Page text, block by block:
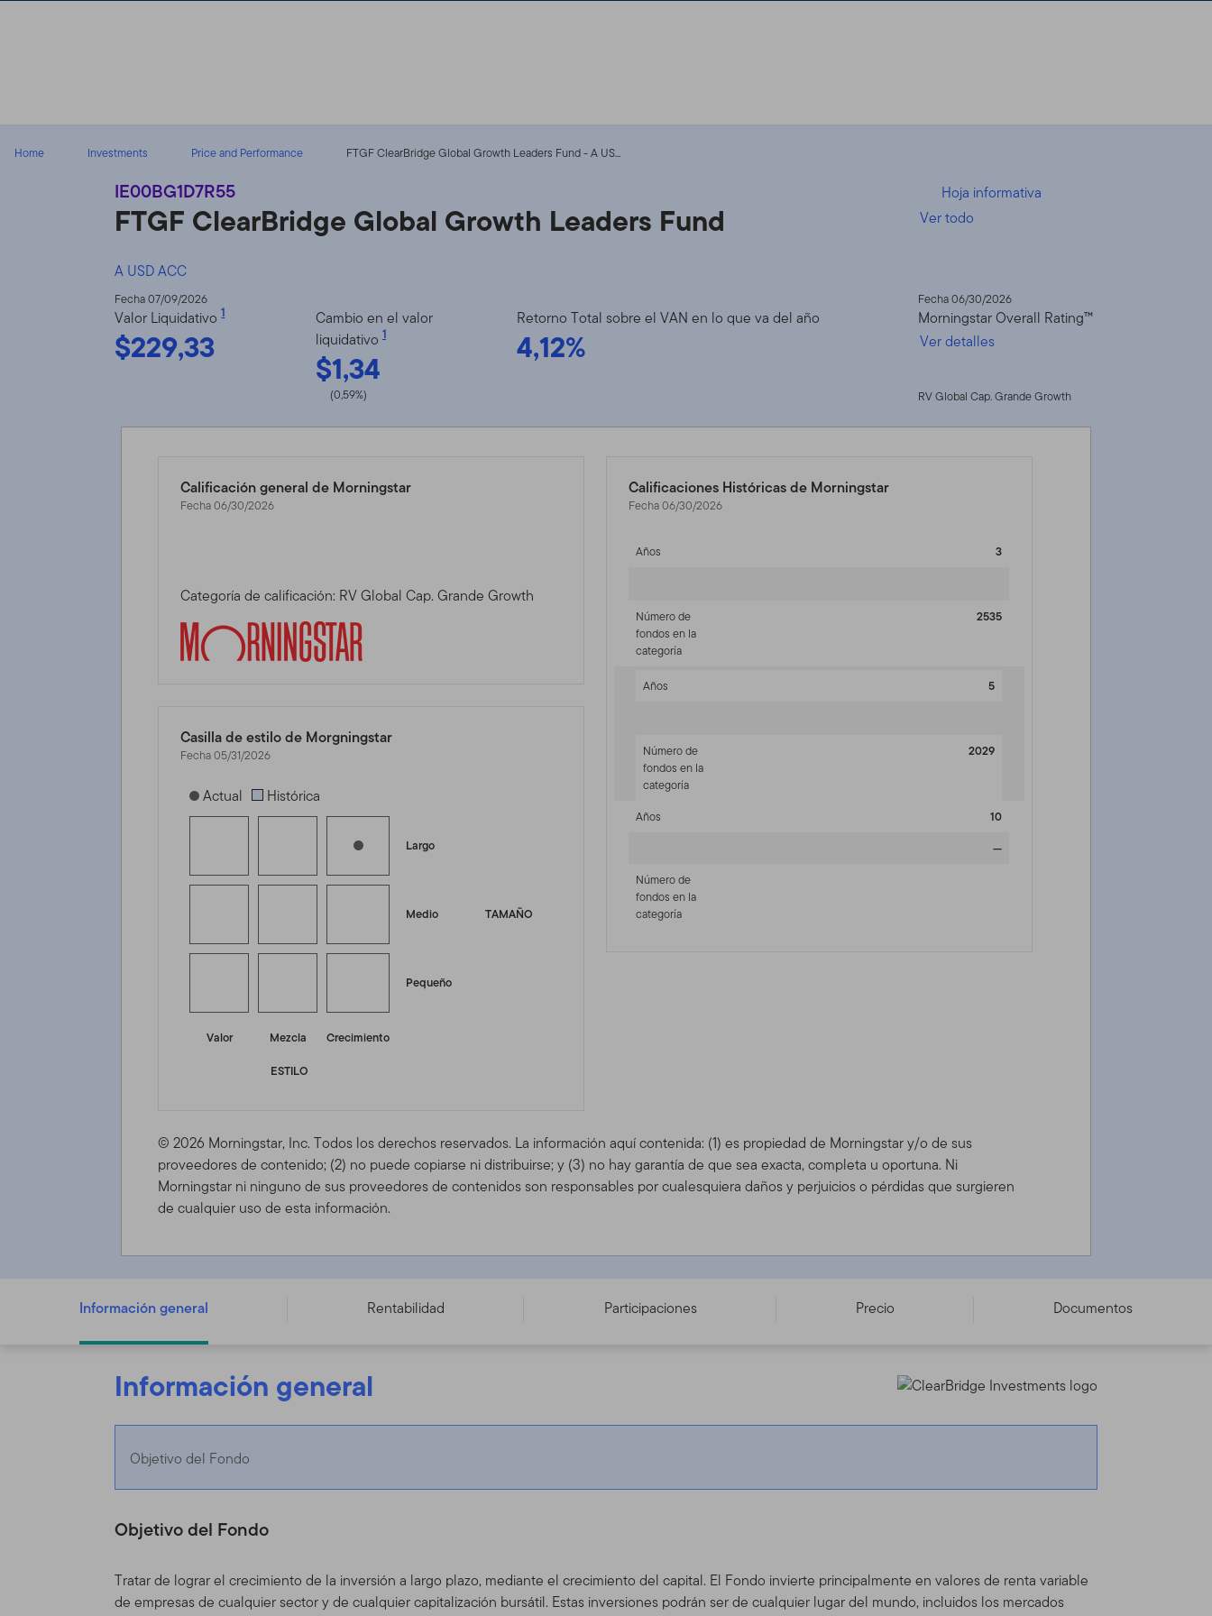
Home Investments Price and Performance FTGF ClearBridge Global Growth Leaders Fund - A US...
IE00BG1D7R55
FTGF ClearBridge Global Growth Leaders Fund
A USD ACC
Hoja informativa
Ver todo
Fecha 07/09/2026
Valor Liquidativo1
$229,33
Cambio en el valor
liquidativo 1
$1,34
(0,59%)
Retorno Total sobre el VAN en lo que va del año
4,12%
Fecha 06/30/2026
Morningstar Overall Rating™
Ver detalles
RV Global Cap. Grande Growth
Calificación general de Morningstar
Fecha 06/30/2026
Categoría de calificación: RV Global Cap. Grande Growth
Casilla de estilo de Morgningstar
Fecha 05/31/2026
[products.morningstar-stylebox-title-sr-equity]
Actual Histórica
Largo
TAMAÑO
Medio
Pequeño
Valor Mezcla
Crecimiento
ESTILO
Calificaciones Históricas de Morningstar
Fecha 06/30/2026
Años 3
Número de
fondos en la
categoría
2535
Años 5
Número de
fondos en la
categoría
2029
Años
10
—
Número de
fondos en la
categoría
© 2026 Morningstar, Inc. Todos los derechos reservados. La información aquí contenida: (1) es propiedad de Morningstar y/o de sus
proveedores de contenido; (2) no puede copiarse ni distribuirse; y (3) no hay garantía de que sea exacta, completa u oportuna. Ni
Morningstar ni ninguno de sus proveedores de contenidos son responsables por cualesquiera daños y perjuicios o pérdidas que surgieren
de cualquier uso de esta información.
FTGF ClearBridge Global Growth Leaders Fund - A USD ACC - IE00BG1D7R55
Información general Rentabilidad Participaciones Precio Documentos
Información general
Objetivo del Fondo
Objetivo del Fondo
Tratar de lograr el crecimiento de la inversión a largo plazo, mediante el crecimiento del capital. El Fondo invierte principalmente en valores de renta variable
de empresas de cualquier sector y de cualquier capitalización bursátil. Estas inversiones podrán ser de cualquier lugar del mundo, incluidos los mercados